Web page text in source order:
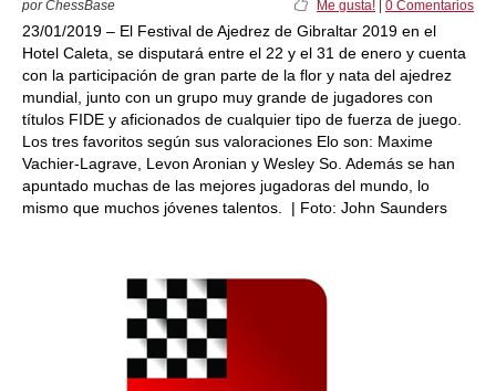
por ChessBase Me gusta! 0 Comentarios
23/01/2019 – El Festival de Ajedrez de Gibraltar 2019 en el
Hotel Caleta, se disputará entre el 22 y el 31 de enero y cuenta
con la participación de gran parte de la flor y nata del ajedrez
mundial, junto con un grupo muy grande de jugadores con
títulos FIDE y aficionados de cualquier tipo de fuerza de juego.
Los tres favoritos según sus valoraciones Elo son: Maxime
Vachier-Lagrave, Levon Aronian y Wesley So. Además se han
apuntado muchas de las mejores jugadoras del mundo, lo
mismo que muchos jóvenes talentos. | Foto: John Saunders